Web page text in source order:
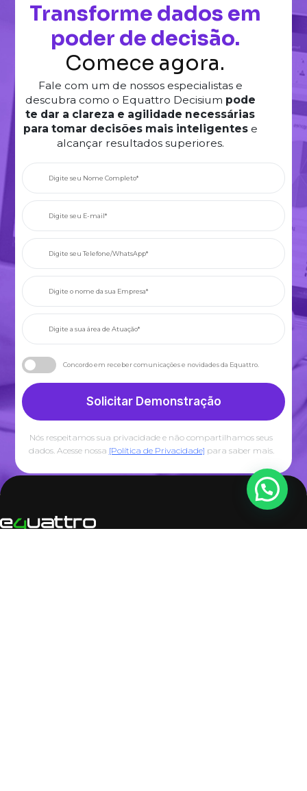
Transforme dados em
poder de decisão.
Comece agora.
Fale com um de nossos especialistas e
descubra como o Equattro Decisium pode
te dar a clareza e agilidade necessárias
para tomar decisões mais inteligentes e
alcançar resultados superiores.
Concordo em receber comunicações e novidades da Equattro.
Solicitar Demonstração
Nós respeitamos sua privacidade e não compartilhamos seus
dados. Acesse nossa [Política de Privacidade] para saber mais.